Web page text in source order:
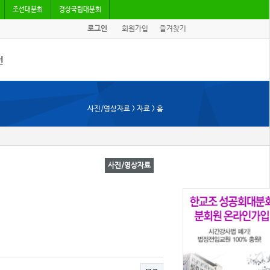
조선대분회 경상국립대분회
로그인 회원가입 즐겨찾기
사진/영상자료 > 자료 > 홈
사진/영상자료